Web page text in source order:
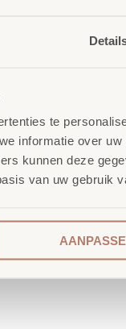
te
informatie over
kunnen deze
van uw gebruik
Wij
deze